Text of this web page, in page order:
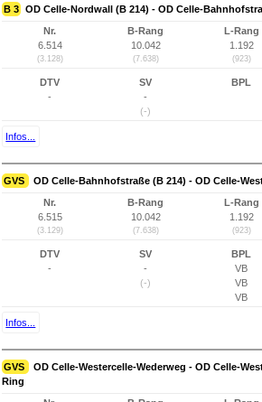
B 3 OD Celle-Nordwall (B 214) - OD Celle-
Nr.
6.514
(3.128)
B-Rang
10.042
(7.638)
L-Rang
1.192
(923)
DTV
-
SV
-
(-)
BPL
Infos...
GVS OD Celle-Bahnhofstraße (B 214) - OD Celle-
Nr.
6.515
(3.129)
B-Rang
10.042
(7.638)
L-Rang
1.192
(923)
DTV
-
SV
-
(-)
BPL
VB
VB
VB
Infos...
GVS
OD Celle-Westercelle-Wederweg - OD Celle-
Ring